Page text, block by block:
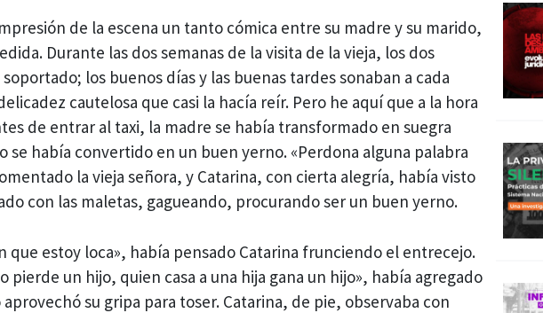
de la escena un tanto cómica entre su madre y su marido,
Durante las dos semanas de la visita de la vieja, los dos
los buenos días y las buenas tardes sonaban a cada
cautelosa que casi la hacía reír. Pero he aquí que a la hora
de entrar al taxi, la madre se había transformado en suegra
se había convertido en un buen yerno. «Perdona alguna palabra
la vieja señora, y Catarina, con cierta alegría, había visto
con las maletas, gagueando, procurando ser un buen yerno.
que estoy loca», había pensado Catarina frunciendo el entrecejo.
pierde un hijo, quien casa a una hija gana un hijo», había agregado
su gripa para toser. Catarina, de pie, observaba con